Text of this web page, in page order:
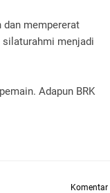
mempererat
silaturahmi menjadi
Adapun BRK
Komentar